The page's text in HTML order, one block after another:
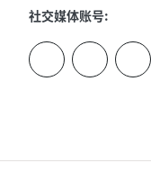
社交媒体账号: